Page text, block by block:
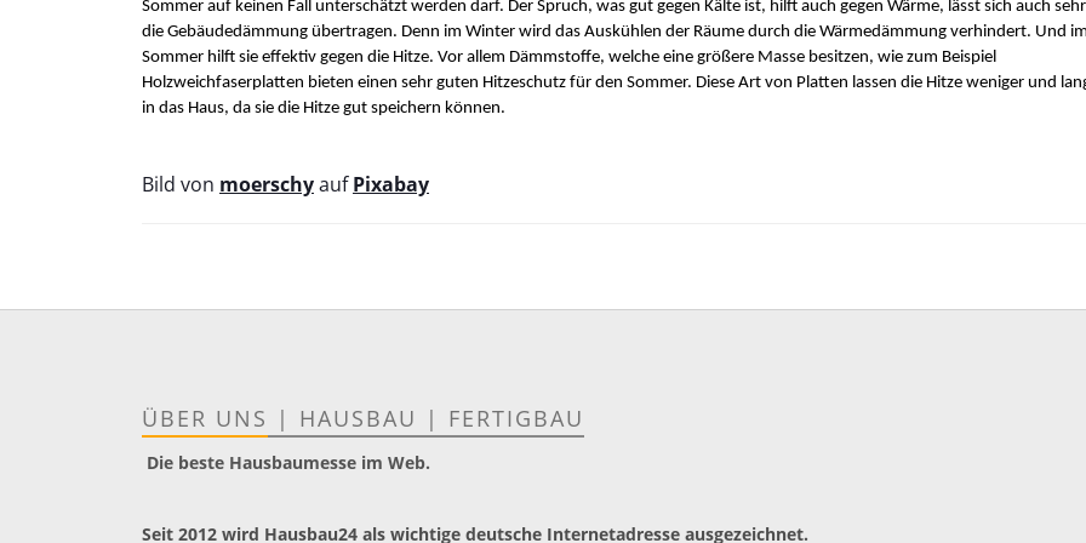
Sommer auf keinen Fall unterschätzt werden darf. Der Spruch, was gut gegen Kälte ist, hilft auch gegen Wärme, lässt sich auch
die Gebäudedämmung übertragen. Denn im Winter wird das Auskühlen der Räume durch die Wärmedämmung verhindert. Und im
Sommer hilft sie effektiv gegen die Hitze. Vor allem Dämmstoffe, welche eine größere Masse besitzen, wie zum Beispiel
Holzweichfaserplatten bieten einen sehr guten Hitzeschutz für den Sommer. Diese Art von Platten lassen die Hitze weniger und
in das Haus, da sie die Hitze gut speichern können.
Bild von moerschyaufPixabay
ÜBER UNS | HAUSBAU | FERTIGBAU
Die beste Hausbaumesse im Web.
Seit 2012 wird Hausbau24 als wichtige deutsche Internetadresse ausgezeichnet.